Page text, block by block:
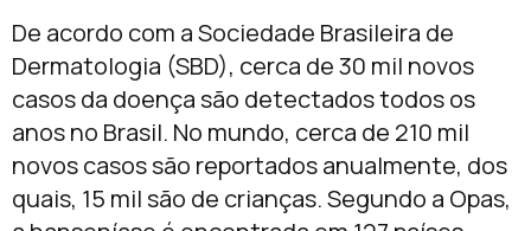
De acordo com a Sociedade Brasileira de
Dermatologia (SBD), cerca de 30 mil novos
casos da doença são detectados todos os
anos no Brasil. No mundo, cerca de 210 mil
novos casos são reportados anualmente, dos
quais, 15 mil são de crianças. Segundo a Opas,